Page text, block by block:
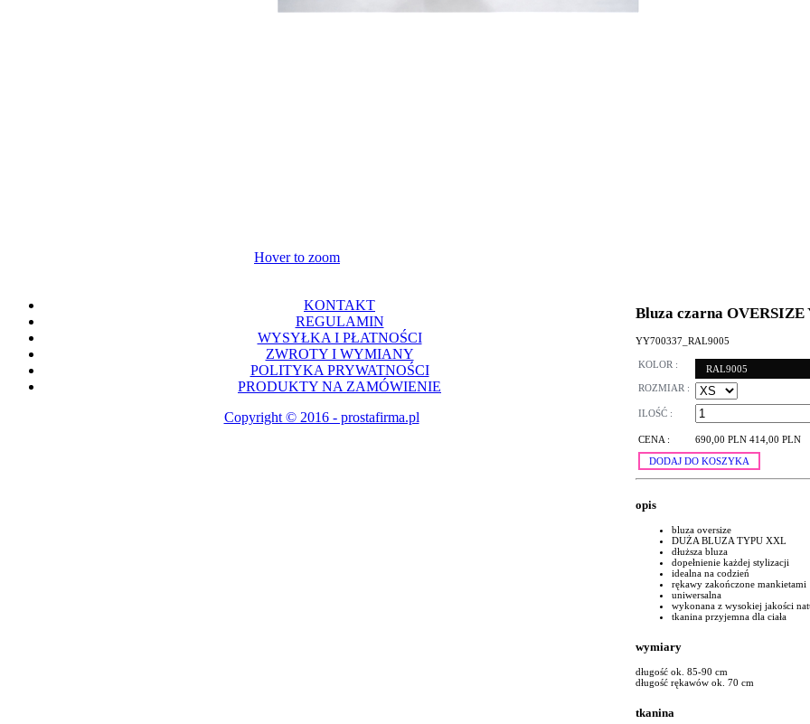
Hover to zoom
Bluza czarna OVERSIZE
YY700337_RAL9005
KOLOR : RAL9005
ROZMIAR :
ILOŚĆ :
CENA : 690,00 PLN 414,00 PLN
DODAJ DO KOSZYKA
opis
bluza oversize
DUŻA BLUZA TYPU XXL
dłuższa bluza
dopełnienie każdej stylizacji
idealna na codzień
rękawy zakończone mankietami
uniwersalna
wykonana z wysokiej jakości
tkanina przyjemna dla ciała
wymiary
długość ok. 85-90 cm
długość rękawów ok. 70 cm
tkanina
KONTAKT
REGULAMIN
WYSYŁKA I PŁATNOŚCI
ZWROTY I WYMIANY
POLITYKA PRYWATNOŚCI
PRODUKTY NA ZAMÓWIENIE
Copyright © 2016 - prostafirma.pl